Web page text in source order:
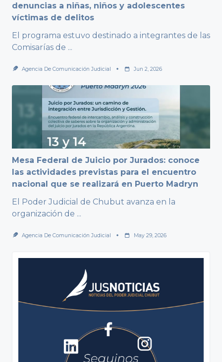
denuncias a niñas, niños y adolescentes
víctimas de delitos
El programa estuvo destinado a integrantes de las
Comisarías de ...
Agencia De Comunicación Judicial Jun 2, 2026
Mesa Federal de Juicio por Jurados: conoce
las actividades previstas para el encuentro
nacional que se realizará en Puerto Madryn
El Poder Judicial de Chubut avanza en la
organización de ...
Agencia De Comunicación Judicial May 29, 2026